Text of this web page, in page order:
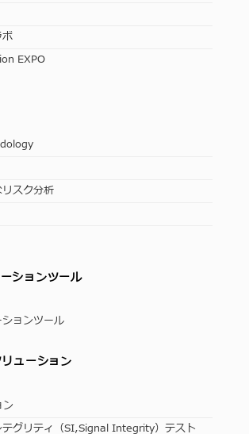
EXPO
スク分析
ションツール
ョンツール
ューション
テグリティ（SI,Signal Integrity）テスト